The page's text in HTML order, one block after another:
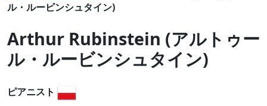
ル・ルービンシュタイン)
Arthur Rubinstein (アルトゥー
ル・ルービンシュタイン)
ピアニスト